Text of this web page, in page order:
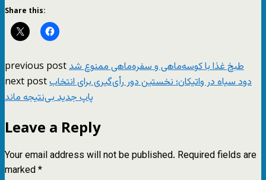
Share this:
previous postطبخ غذا با کوسه‌ماهی و سفره‌ماهی ممنوع شد
next postدود سیاه در واتیکان؛ نخستین دور رأی‌گیری برای انتخاب
پاپ جدید بی‌نتیجه ماند
Leave a Reply
Your email address will not be published. Required fields are
marked*